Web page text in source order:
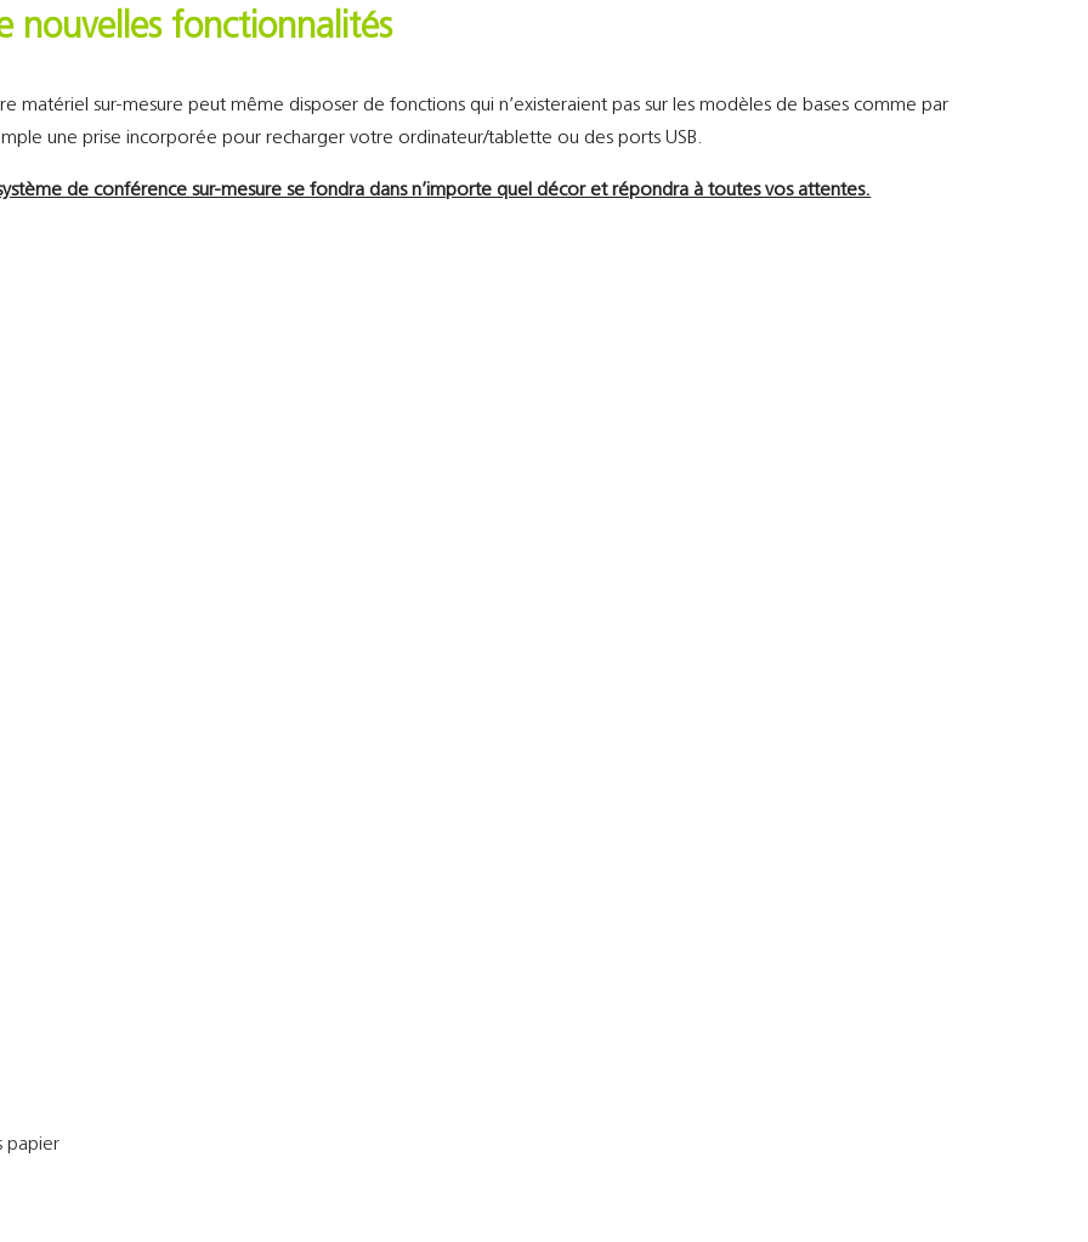
nouvelles fonctionnalités
matériel sur-mesure peut même disposer de fonctions qui n’existeraient pas sur les modèles de bases comme par
une prise incorporée pour recharger votre ordinateur/tablette ou des ports USB.
de conférence sur-mesure se fondra dans n’importe quel décor et répondra à toutes vos attentes.
papier